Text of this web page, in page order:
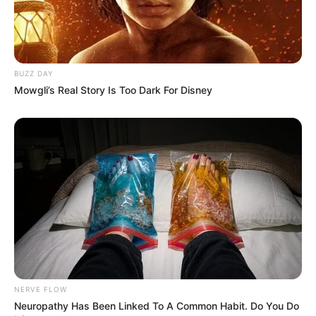
Schlossmuseum mit Kunstsammlungen der
Herzöge von Sachsen-Weimar-Eisenach.
Wittumspalais in Weimar
Das 1769 errichtet Palais diente über
Amalia als Wohnsitz und beherbergt heute
Tiefurt
Schloss mit Park (Stätte der Weimarer
Klassik) und Maria-Pawlowna-Weg zum
SchlossKromsdorf.
Maria-Pawlowna-Promenadenweg zum
Schloss Kromsdorf
BUZZ DAY
Mowgli’s Real Story Is Too Dark For Disney
NERVE FLOW
Neuropathy Has Been Linked To A Common Habit. Do You Do